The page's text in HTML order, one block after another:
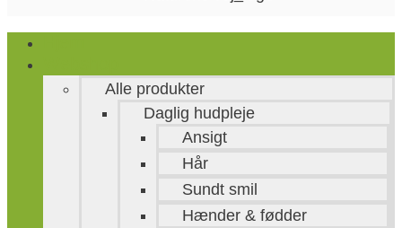
Alle produkter
Daglig hudpleje
Ansigt
Hår
Sundt smil
Hænder & fødder